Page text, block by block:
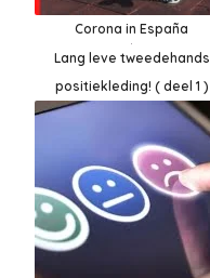
Corona in España
Lang leve tweedehands
positiekleding! ( deel 1 )